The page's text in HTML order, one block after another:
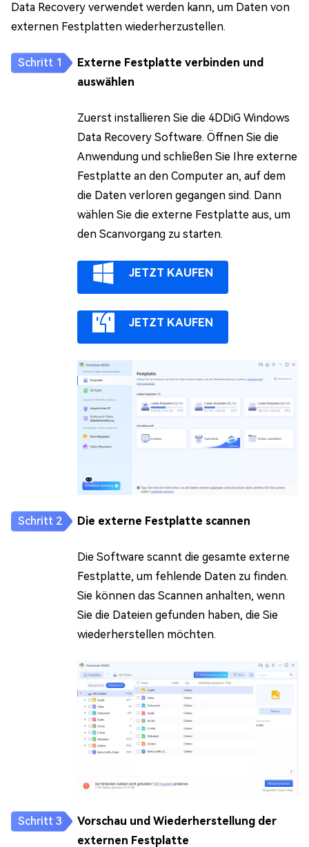
Data Recovery verwendet werden kann, um Daten von
externen Festplatten wiederherzustellen.
Externe Festplatte verbinden und
auswählen
Zuerst installieren Sie die 4DDiG Windows
Data Recovery Software. Öffnen Sie die
Anwendung und schließen Sie Ihre externe
Festplatte an den Computer an, auf dem
die Daten verloren gegangen sind. Dann
wählen Sie die externe Festplatte aus, um
den Scanvorgang zu starten.
JETZT KAUFEN
JETZT KAUFEN
Die externe Festplatte scannen
Die Software scannt die gesamte externe
Festplatte, um fehlende Daten zu finden.
Sie können das Scannen anhalten, wenn
Sie die Dateien gefunden haben, die Sie
wiederherstellen möchten.
Vorschau und Wiederherstellung der
externen Festplatte